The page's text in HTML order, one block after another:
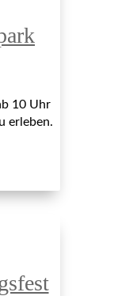
10 Uhr
erleben.